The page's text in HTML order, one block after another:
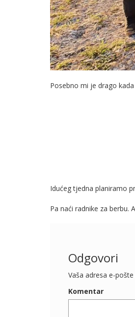
Posebno mi je drago
Idućeg tjedna planiramo
Pa naći radnike za
Odgovori
Vaša adresa e-
Komentar